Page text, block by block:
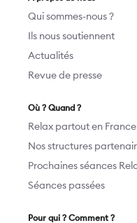
Qui sommes-nous ?
Ils nous soutiennent
Actualités
Revue de presse
Où ? Quand ?
Relax partout en France
Nos structures
Prochaines séances
Séances passées
Pour qui ? Comment ?